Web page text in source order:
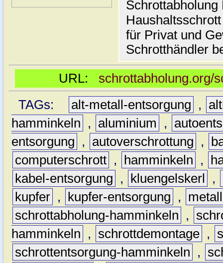
für Privat und
Schrotthändler
URL: schrottabholung.org/
TAGs:
alt-metall-entsorgung ,
hamminkeln
, aluminium ,
entsorgung
, autoverschrottung ,
computerschrott , hamminkeln ,
kabel-entsorgung
, kluengelskerl ,
kupfer , kupfer-entsorgung ,
metall
schrottabholung-hamminkeln
,
hamminkeln
, schrottdemontage ,
schrottentsorgung-hamminkeln
,